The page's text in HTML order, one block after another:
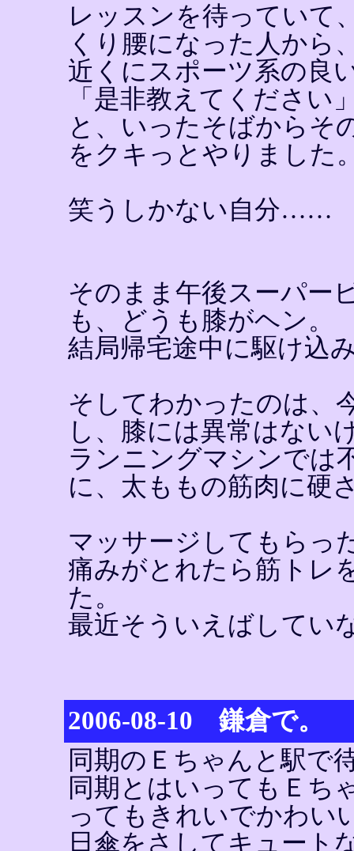
レッスンを待っていて
くり腰になった人から
近くにスポーツ系の良
「是非教えてください
と、いったそばからそ
をクキっとやりました
笑うしかない自分……
そのまま午後スーパー
も、どうも膝がヘン。
結局帰宅途中に駆け込
そしてわかったのは、
し、膝には異常はない
ランニングマシンでは
に、太ももの筋肉に硬
マッサージしてもらっ
痛みがとれたら筋トレ
た。
最近そういえばしてい
2006-08-10 鎌倉で。
同期のＥちゃんと駅で
同期とはいってもＥち
ってもきれいでかわい
日傘をさしてキュート